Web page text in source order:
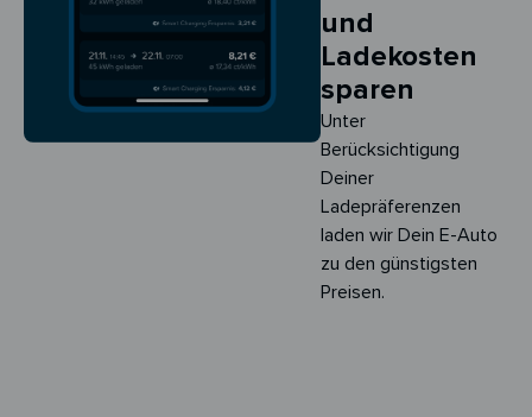
und
Ladekosten
sparen
Unter
Berücksichtigung
Deiner
Ladepräferenzen
laden wir Dein E-Auto
zu den günstigsten
Preisen.